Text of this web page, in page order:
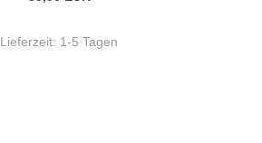
Lieferzeit: 1-5 Tagen